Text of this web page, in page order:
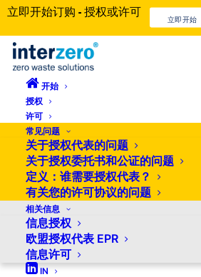
立即开始订购 - 授权或许可
立即开始
开始
授权
许可
常见问题
关于授权代表的问题
关于授权委托书和公证的问题
定义：谁需要授权代表？
有关您的许可协议的问题
相关信息
信息授权
欧盟授权代表 EPR
信息许可
IN